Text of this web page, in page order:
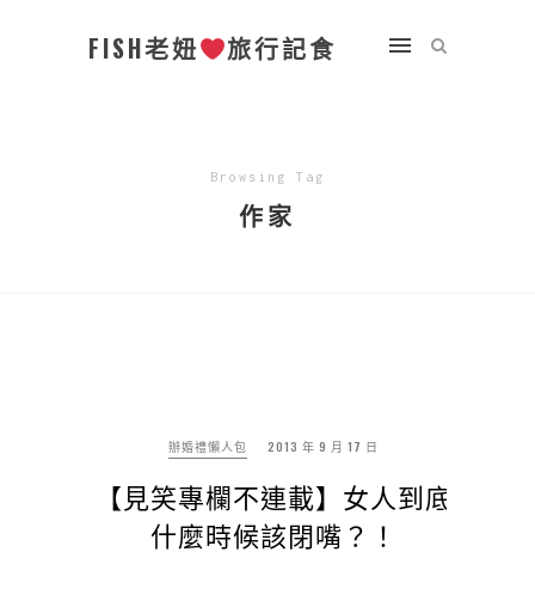
FISH老妞 旅行記食
Browsing Tag
作家
辦婚禮懶人包 2013 年 9 月 17 日
【見笑專欄不連載】女人到底
什麼時候該閉嘴？！